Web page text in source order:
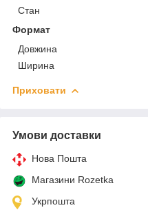
Стан
Формат
Довжина
Ширина
Приховати
Умови доставки
Нова Пошта
Магазини Rozetka
Укрпошта